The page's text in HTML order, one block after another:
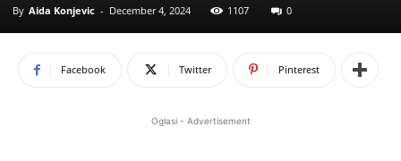
By Aida Konjevic - December 4, 2024 1107 0
Facebook Twitter Pinterest
Oglasi - Advertisement